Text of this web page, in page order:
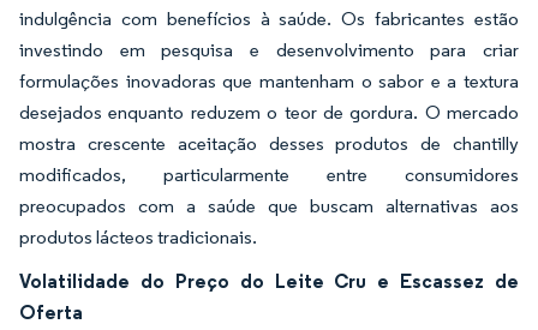
indulgência com benefícios à saúde. Os fabricantes estão
investindo em pesquisa e desenvolvimento para criar
formulações inovadoras que mantenham o sabor e a textura
desejados enquanto reduzem o teor de gordura. O mercado
mostra crescente aceitação desses produtos de chantilly
modificados, particularmente entre consumidores
preocupados com a saúde que buscam alternativas aos
produtos lácteos tradicionais.
Volatilidade do Preço do Leite Cru e Escassez de
Oferta